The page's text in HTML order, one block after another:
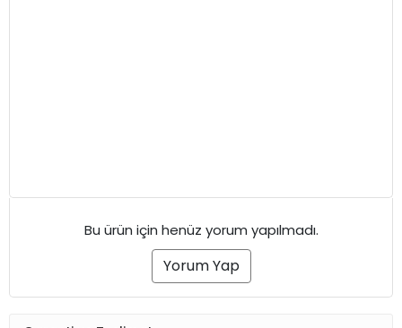
Bu ürün için henüz yorum yapılmadı.
Yorum Yap